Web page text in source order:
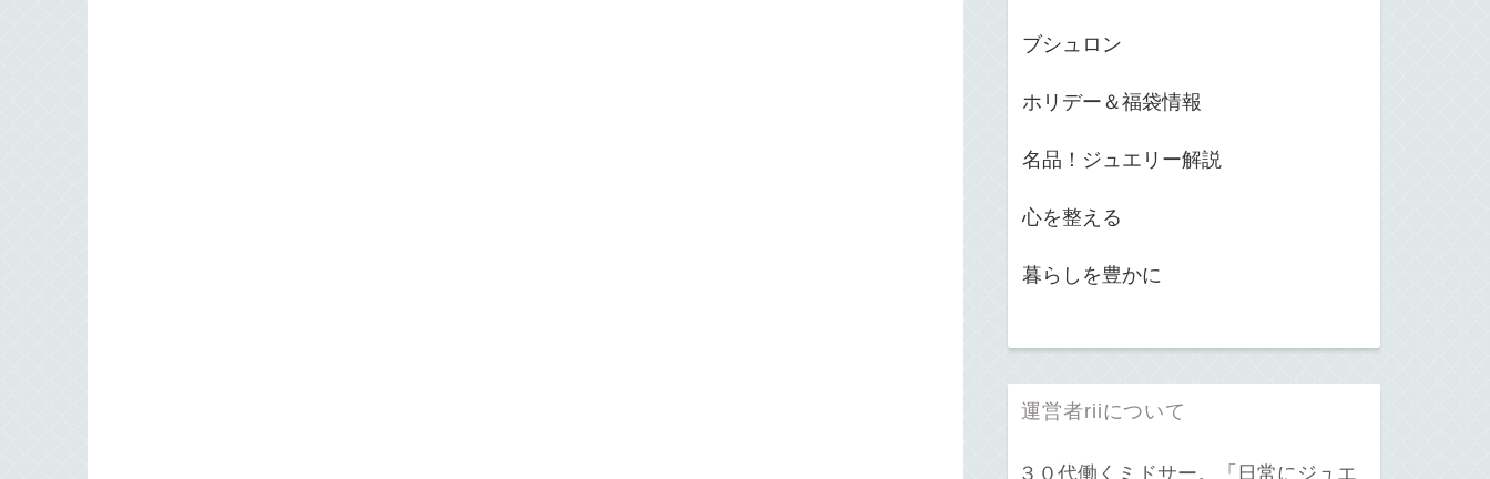
ブシュロン
ホリデー＆福袋情報
名品！ジュエリー解説
心を整える
暮らしを豊かに
運営者riiについて
３０代働くミドサー。「日常にジュエ